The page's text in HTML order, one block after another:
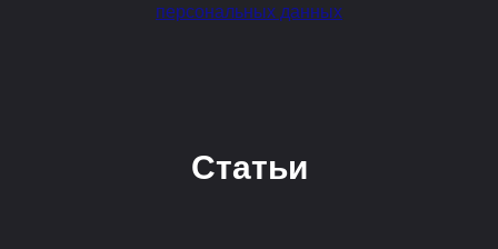
персональных данных
Статьи